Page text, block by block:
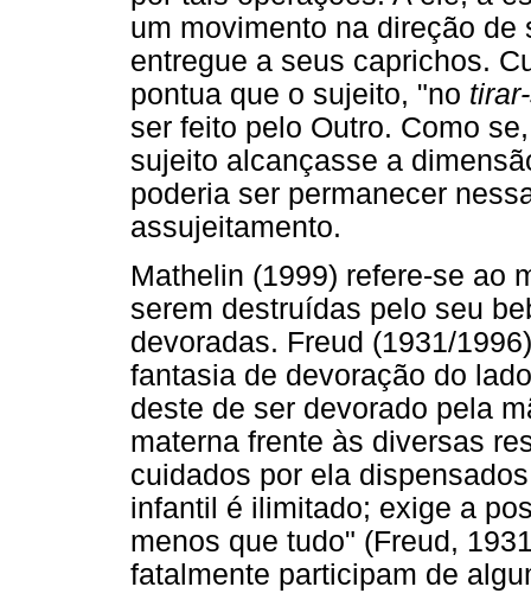
um movimento na direção
entregue a seus caprichos.
pontua que o sujeito, "no
ser feito pelo Outro. Como
sujeito alcançasse a
poderia ser permanecer
assujeitamento.
Mathelin (1999) refere-se ao
serem destruídas pelo seu
devoradas. Freud (1931/
fantasia de devoração do
deste de ser devorado pela
materna frente às diversas
cuidados por ela
infantil é ilimitado; exige a
menos que tudo" (Freud,
fatalmente participam de